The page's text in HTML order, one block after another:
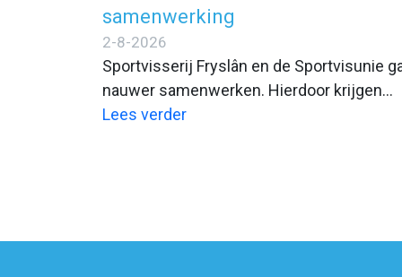
samenwerking
2-8-2026
Sportvisserij Fryslân en de Sportvisunie
nauwer samenwerken. Hierdoor krijgen
sportvissers met de Fiskfergunning of
Lees verder